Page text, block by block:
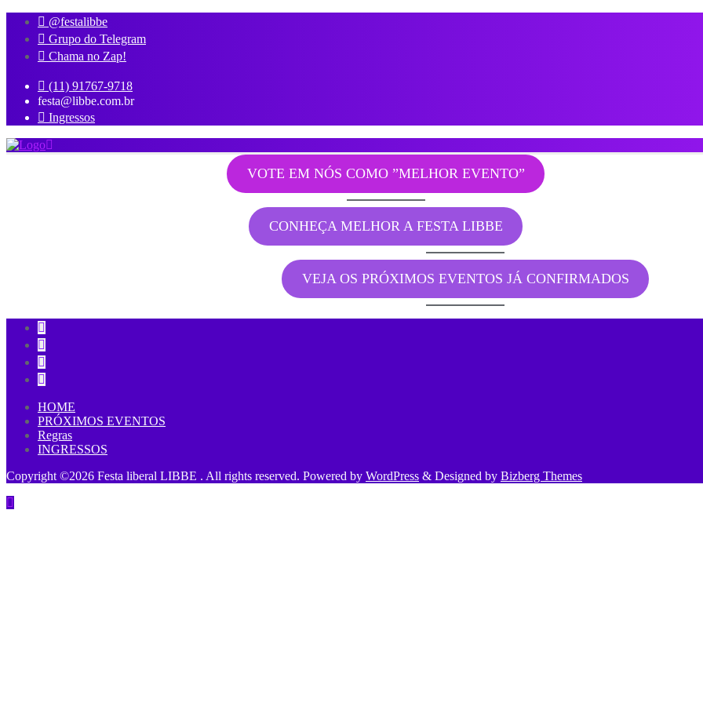
@festalibbe
Grupo do Telegram
Chama no Zap!
(11) 91767-9718
festa@libbe.com.br
Ingressos
VOTE EM NÓS COMO ”MELHOR EVENTO”
CONHEÇA MELHOR A FESTA LIBBE
VEJA OS PRÓXIMOS EVENTOS JÁ CONFIRMADOS
HOME
PRÓXIMOS EVENTOS
Regras
INGRESSOS
Copyright ©2026 Festa liberal LIBBE . All rights reserved. Powered by WordPress & Designed by Bizberg Themes